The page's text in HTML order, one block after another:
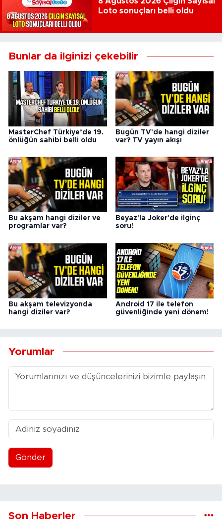
Loto sonuçları belli oldu
Bunlar da ilginizi çekebilir
MasterChef Türkiye’de 19.
önlüğün sahibi belli oldu
Bugün TV'de hangi diziler
var? TV yayın akışı
Bu akşam hangi diziler ve
programlar var?
Beyaz'la Joker'de ilginç
soru!
Bu akşam televizyonda
hangi diziler var?
Android 17 ile telefon
güvenliğinde yeni dönem!
Yorumlar
Gönder
Son Haberler